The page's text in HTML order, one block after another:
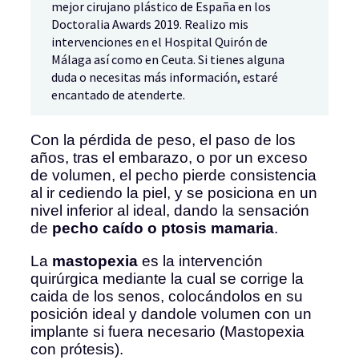
mejor cirujano plástico de España en los
Doctoralia Awards 2019. Realizo mis
intervenciones en el Hospital Quirón de
Málaga así como en Ceuta. Si tienes alguna
duda o necesitas más información, estaré
encantado de atenderte.
Con la pérdida de peso, el paso de los
años, tras el embarazo, o por un exceso
de volumen, el pecho pierde consistencia
al ir cediendo la piel, y se posiciona en un
nivel inferior al ideal, dando la sensación
de pecho caído o ptosis mamaria.
La mastopexia es la intervención
quirúrgica mediante la cual se corrige la
caida de los senos, colocándolos en su
posición ideal y dandole volumen con un
implante si fuera necesario (Mastopexia
con prótesis).